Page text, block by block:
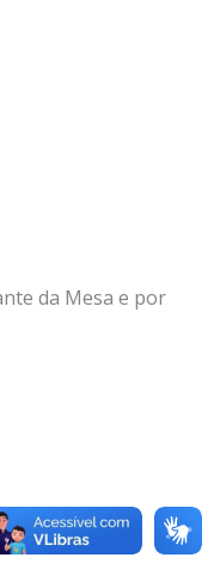
da Mesa e por